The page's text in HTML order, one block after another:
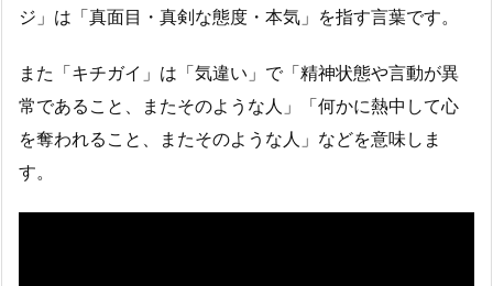
ジ」は「真面目・真剣な態度・本気」を指す言葉です。
また「キチガイ」は「気違い」で「精神状態や言動が異
常であること、またそのような人」「何かに熱中して心
を奪われること、またそのような人」などを意味しま
す。